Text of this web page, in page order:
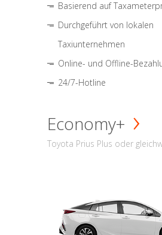
Basierend auf
Durchgeführt von lokalen
Taxiunternehmen
Online- und Offline-
24/7-Hotline
Economy+
Toyota Prius Plus oder